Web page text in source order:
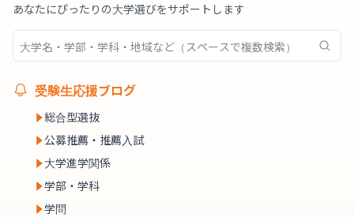
あなたにぴったりの大学選びをサポートします
受験生応援ブログ
総合型選抜
公募推薦・推薦入試
大学進学関係
学部・学科
学問